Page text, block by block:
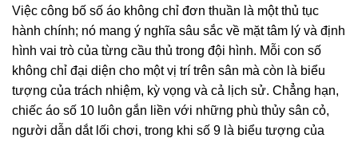
Việc công bố số áo không chỉ đơn thuần là một thủ tục
hành chính; nó mang ý nghĩa sâu sắc về mặt tâm lý và định
hình vai trò của từng cầu thủ trong đội hình. Mỗi con số
không chỉ đại diện cho một vị trí trên sân mà còn là biểu
tượng của trách nhiệm, kỳ vọng và cả lịch sử. Chẳng hạn,
chiếc áo số 10 luôn gắn liền với những phù thủy sân cỏ,
người dẫn dắt lối chơi, trong khi số 9 là biểu tượng của